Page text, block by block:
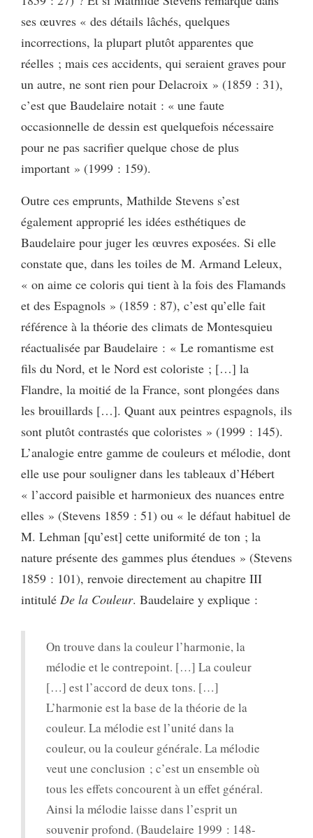
ses œuvres « des détails lâchés, quelques
incorrections, la plupart plutôt apparentes que
réelles ; mais ces accidents, qui seraient graves pour
un autre, ne sont rien pour Delacroix » (1859 : 31),
c’est que Baudelaire notait : « une faute
occasionnelle de dessin est quelquefois nécessaire
pour ne pas sacrifier quelque chose de plus
important » (1999 : 159).
Outre ces emprunts, Mathilde Stevens s’est
également approprié les idées esthétiques de
Baudelaire pour juger les œuvres exposées. Si elle
constate que, dans les toiles de M. Armand Leleux,
« on aime ce coloris qui tient à la fois des Flamands
et des Espagnols » (1859 : 87), c’est qu’elle fait
référence à la théorie des climats de Montesquieu
réactualisée par Baudelaire : « Le romantisme est
fils du Nord, et le Nord est coloriste ; […] la
Flandre, la moitié de la France, sont plongées dans
les brouillards […]. Quant aux peintres espagnols, ils
sont plutôt contrastés que coloristes » (1999 : 145).
L’analogie entre gamme de couleurs et mélodie, dont
elle use pour souligner dans les tableaux d’Hébert
« l’accord paisible et harmonieux des nuances entre
elles » (Stevens 1859 : 51) ou « le défaut habituel de
M. Lehman [qu’est] cette uniformité de ton ; la
nature présente des gammes plus étendues » (Stevens
1859 : 101), renvoie directement au chapitre III
intitulé De la Couleur. Baudelaire y explique :
On trouve dans la couleur l’harmonie, la
mélodie et le contrepoint. […] La couleur
[…] est l’accord de deux tons. […]
L’harmonie est la base de la théorie de la
couleur. La mélodie est l’unité dans la
couleur, ou la couleur générale. La mélodie
veut une conclusion ; c’est un ensemble où
tous les effets concourent à un effet général.
Ainsi la mélodie laisse dans l’esprit un
souvenir profond. (Baudelaire 1999 : 148-